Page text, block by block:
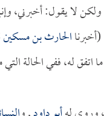
لا يقول: أخبرني،
الحارث بن مسكين
له، ففي الحالة التي